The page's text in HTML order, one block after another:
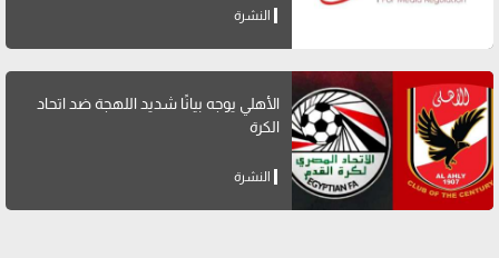
النشرة
الأهلي يوجه بيانًا شديد اللهجة ضد اتحاد
الكرة
النشرة